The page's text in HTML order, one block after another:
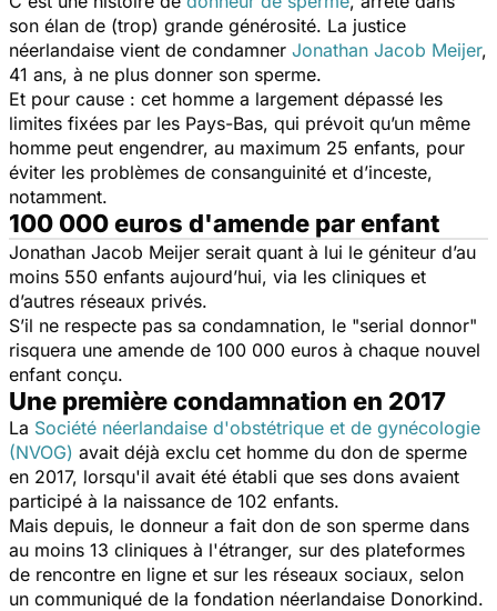
son élan de (trop) grande générosité. La justice
néerlandaise vient de condamner Jonathan Jacob Meijer,
41 ans, à ne plus donner son sperme.
Et pour cause : cet homme a largement dépassé les
limites fixées par les Pays-Bas, qui prévoit qu’un même
homme peut engendrer, au maximum 25 enfants, pour
éviter les problèmes de consanguinité et d’inceste,
notamment.
100 000 euros d'amende par enfant
Jonathan Jacob Meijer serait quant à lui le géniteur d’au
moins 550 enfants aujourd’hui, via les cliniques et
d’autres réseaux privés.
S’il ne respecte pas sa condamnation, le "serial donnor"
risquera une amende de 100 000 euros à chaque nouvel
enfant conçu.
Une première condamnation en 2017
La Société néerlandaise d'obstétrique et de gynécologie
(NVOG) avait déjà exclu cet homme du don de sperme
en 2017, lorsqu'il avait été établi que ses dons avaient
participé à la naissance de 102 enfants.
Mais depuis, le donneur a fait don de son sperme dans
au moins 13 cliniques à l'étranger, sur des plateformes
de rencontre en ligne et sur les réseaux sociaux, selon
un communiqué de la fondation néerlandaise Donorkind.